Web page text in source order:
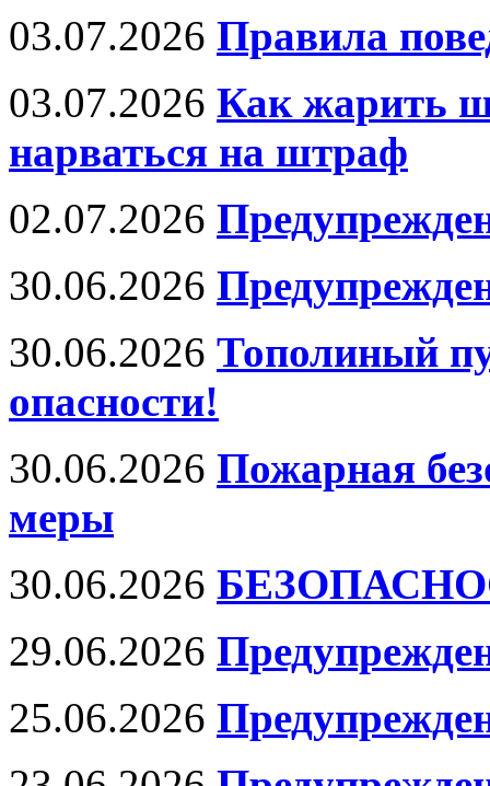
03.07.2026 Правила
03.07.2026 Как жарить
нарваться на штраф
02.07.2026
30.06.2026
30.06.2026 Тополиный
опасности!
30.06.2026 Пожарная
меры
30.06.2026
29.06.2026
25.06.2026